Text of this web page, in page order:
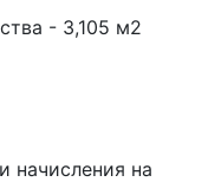
- 3,105 м2
начисления на